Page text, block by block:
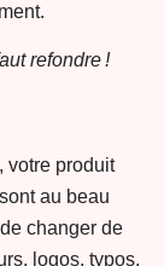
refondre !
votre produit
au beau
changer de
logos, typos,